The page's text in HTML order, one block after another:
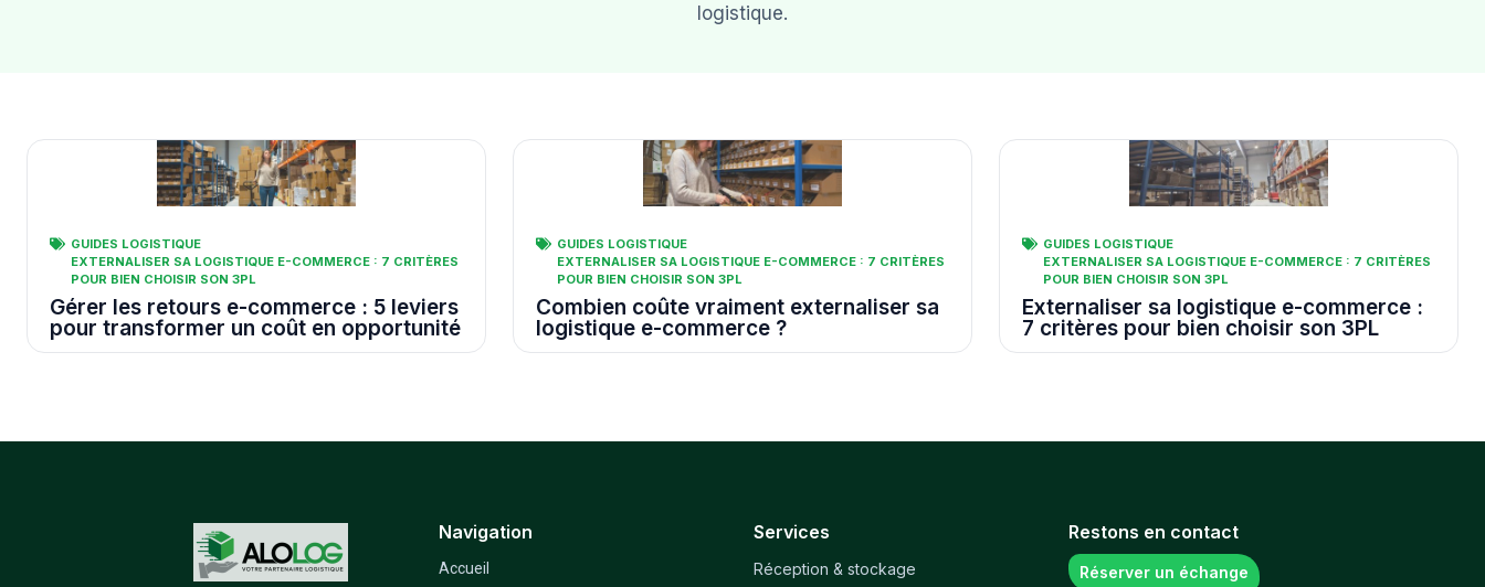
logistique.
GUIDES LOGISTIQUE
EXTERNALISER SA LOGISTIQUE E-COMMERCE : 7 CRITÈRES
POUR BIEN CHOISIR SON 3PL
Gérer les retours e-commerce : 5 leviers
pour transformer un coût en opportunité
GUIDES LOGISTIQUE
EXTERNALISER SA LOGISTIQUE E-COMMERCE : 7 CRITÈRES
POUR BIEN CHOISIR SON 3PL
Combien coûte vraiment externaliser sa
logistique e-commerce ?
GUIDES LOGISTIQUE
EXTERNALISER SA LOGISTIQUE E-COMMERCE : 7 CRITÈRES
POUR BIEN CHOISIR SON 3PL
Externaliser sa logistique e-commerce :
7 critères pour bien choisir son 3PL
Navigation
Accueil
Services
Réception & stockage
Restons en contact
Réserver un échange